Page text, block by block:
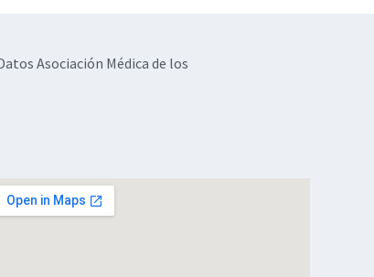
Asociación Médica de los